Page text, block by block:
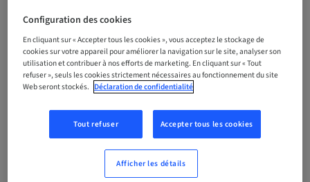
Statut
Réservation possible
28. juin 2044 (UTC-3)
Espagnole
Configuration des cookies
En cliquant sur « Accepter tous les cookies », vous acceptez le stockage de
cookies sur votre appareil pour améliorer la navigation sur le site, analyser son
utilisation et contribuer à nos efforts de marketing. En cliquant sur « Tout
refuser », seuls les cookies strictement nécessaires au fonctionnement du site
Web seront stockés. Déclaration de confidentialité
Tout refuser Accepter tous les cookies
Afficher les détails